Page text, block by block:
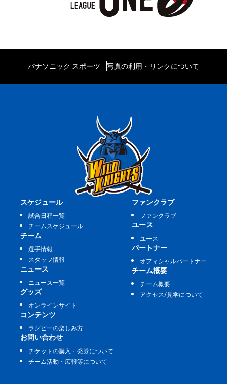
パナソニック スポーツ 写真の利用・リンクについて
スケジュール
試合日程一覧
チームスケジュール
チーム
選手情報
スタッフ情報
ニュース
ニュース一覧
グッズ
オンラインサイト
ファンクラブ
ファンクラブ
ユース
ユース
パートナー
オフィシャルパートナー
チーム概要
チーム概要
アクセス/見学について
コンテンツ
ラグビーの楽しみ方
お問い合わせ
チケットの購入・発券について
チーム活動・広報等について